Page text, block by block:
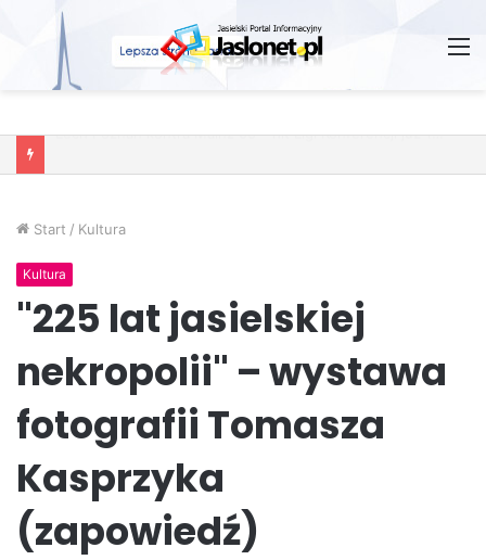
Start / Kultura
Kultura
"225 lat jasielskiej
nekropolii" – wystawa
fotografii Tomasza
Kasprzyka
(zapowiedź)